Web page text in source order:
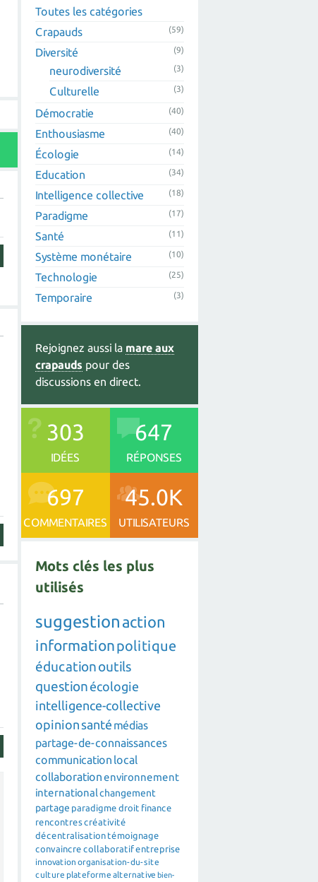
Toutes les catégories
Crapauds
(59)
Diversité (9)
neurodiversité (3)
Culturelle (3)
Démocratie (40)
Enthousiasme (40)
Écologie (14)
Education (34)
Intelligence collective (18)
Paradigme (17)
Santé (11)
Système monétaire (10)
Technologie (25)
Temporaire (3)
Rejoignez aussi la mare aux
crapauds pour des
discussions en direct.
303
IDÉES
647
RÉPONSES
697
COMMENTAIRES
45.0K
UTILISATEURS
Mots clés les plus
utilisés
suggestion action
informationpolitique
éducationoutils
question écologie
intelligence-collective
opinion santé médias
partage-de-connaissances
communication local
collaborationenvironnement
internationalchangement
partage paradigme droit finance
rencontrescréativité
décentralisation témoignage
convaincre collaboratifentreprise
innovation organisation-du-site
culture plateforme alternative bien-